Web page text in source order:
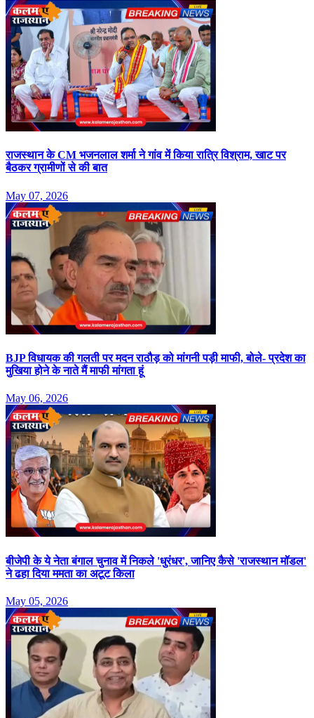
राजस्‍थान के CM भजनलाल शर्मा ने गांव में क‍िया रात्र‍ि विश्राम, खाट पर
बैठकर ग्रामीणों से की बात
May 07, 2026
BJP विधायक की गलती पर मदन राठौड़ को मांगनी पड़ी माफी, बोले- प्रदेश का
मुखिया होने के नाते मैं माफी मांगता हूं
May 06, 2026
बीजेपी के ये नेता बंगाल चुनाव में निकले 'धुरंधर', जानिए कैसे 'राजस्थान मॉडल'
ने ढहा दिया ममता का अटूट किला
May 05, 2026